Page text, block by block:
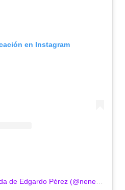
en Instagram